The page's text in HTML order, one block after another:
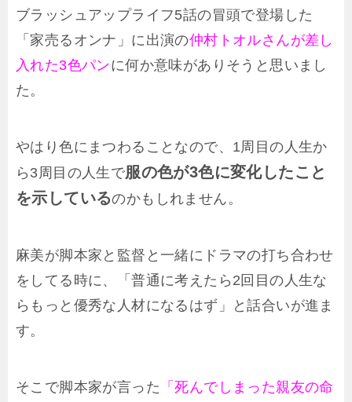
ブラッシュアップライフ5話の冒頭で登場した
「家売るオンナ」に出演の仲村トオルさんが差し
入れた3色パンに何か意味がありそうと思いまし
た。
やはり色にまつわることなので、1周目の人生か
ら3周目の人生で服の色が3色に変化したこと
を示しているのかもしれません。
麻美が脚本家と監督と一緒にドラマの打ち合わせ
をしてる時に、「普通に考えたら2回目の人生な
らもっと優秀な人材になるはず」と話合いが進ま
す。
そこで脚本家が言った 「死んでしまった親友の命